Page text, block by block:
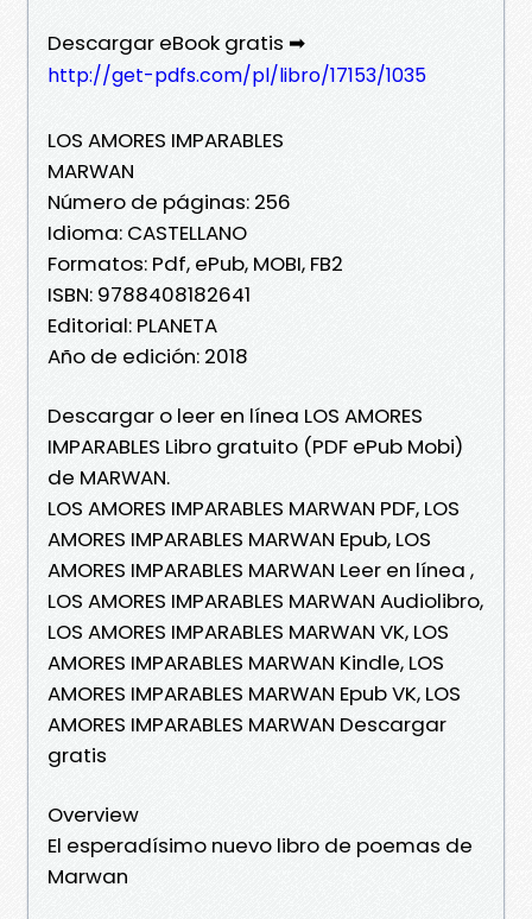
Descargar eBook gratis ➡
http://get-pdfs.com/pl/libro/17153/1035
LOS AMORES IMPARABLES
MARWAN
Número de páginas: 256
Idioma: CASTELLANO
Formatos: Pdf, ePub, MOBI, FB2
ISBN: 9788408182641
Editorial: PLANETA
Año de edición: 2018
Descargar o leer en línea LOS AMORES
IMPARABLES Libro gratuito (PDF ePub Mobi)
de MARWAN.
LOS AMORES IMPARABLES MARWAN PDF, LOS
AMORES IMPARABLES MARWAN Epub, LOS
AMORES IMPARABLES MARWAN Leer en línea ,
LOS AMORES IMPARABLES MARWAN Audiolibro,
LOS AMORES IMPARABLES MARWAN VK, LOS
AMORES IMPARABLES MARWAN Kindle, LOS
AMORES IMPARABLES MARWAN Epub VK, LOS
AMORES IMPARABLES MARWAN Descargar
gratis
Overview
El esperadísimo nuevo libro de poemas de
Marwan